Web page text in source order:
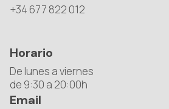
+34 677 822 012
Horario
De lunes a viernes
de 9:30 a 20:00h
Email